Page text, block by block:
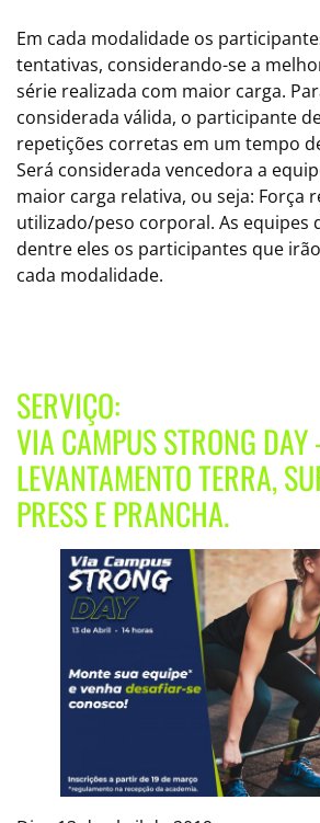
Em cada modalidade os
tentativas, considerando-se a
série realizada com maior carga.
considerada válida, o participante
repetições corretas em um tempo
Será considerada vencedora a
maior carga relativa, ou seja: Força
utilizado/peso corporal. As equipes
dentre eles os participantes que
cada modalidade.
SERVIÇO:
VIA CAMPUS STRONG
LEVANTAMENTO TERRA,
PRESS E PRANCHA.